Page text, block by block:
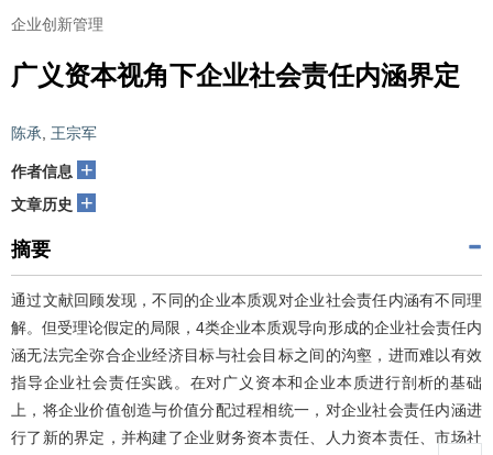
企业创新管理
广义资本视角下企业社会责任内涵界定
陈承 王宗军
作者信息 +
文章历史 +
摘要
通过文献回顾发现，不同的企业本质观对企业社会责任内涵有不同理
解。但受理论假定的局限，4类企业本质观导向形成的企业社会责任内
涵无法完全弥合企业经济目标与社会目标之间的沟壑，进而难以有效
指导企业社会责任实践。在对广义资本和企业本质进行剖析的基础
上，将企业价值创造与价值分配过程相统一，对企业社会责任内涵进
行了新的界定，并构建了企业财务资本责任、人力资本责任、市场社